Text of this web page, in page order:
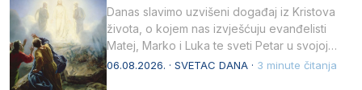
Danas slavimo uzvišeni događaj iz Kristova
života, o kojem nas izvješćuju evanđelisti
Matej, Marko i Luka te sveti Petar u svojoj
drugoj…
06.08.2026. · SVETAC DANA · 3 minute čitanja